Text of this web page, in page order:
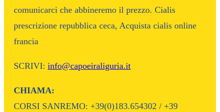
comunicarci che abbineremo il prezzo. Cialis
prescrizione repubblica ceca, Acquista cialis online
francia
SCRIVI: info@capoeiraliguria.it
CHIAMA:
CORSI SANREMO: +39(0)183.654302 / +39